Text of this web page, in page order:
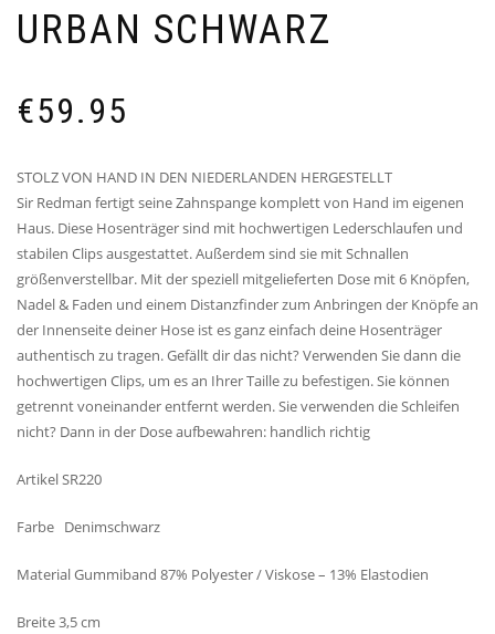
URBAN SCHWARZ
€59.95
STOLZ VON HAND IN DEN NIEDERLANDEN HERGESTELLT
Sir Redman fertigt seine Zahnspange komplett von Hand im eigenen
Haus. Diese Hosenträger sind mit hochwertigen Lederschlaufen und
stabilen Clips ausgestattet. Außerdem sind sie mit Schnallen
größenverstellbar. Mit der speziell mitgelieferten Dose mit 6 Knöpfen,
Nadel & Faden und einem Distanzfinder zum Anbringen der Knöpfe an
der Innenseite deiner Hose ist es ganz einfach deine Hosenträger
authentisch zu tragen. Gefällt dir das nicht? Verwenden Sie dann die
hochwertigen Clips, um es an Ihrer Taille zu befestigen. Sie können
getrennt voneinander entfernt werden. Sie verwenden die Schleifen
nicht? Dann in der Dose aufbewahren: handlich richtig
Artikel SR220
Farbe Denimschwarz
Material Gummiband 87% Polyester / Viskose – 13% Elastodien
Breite 3,5 cm